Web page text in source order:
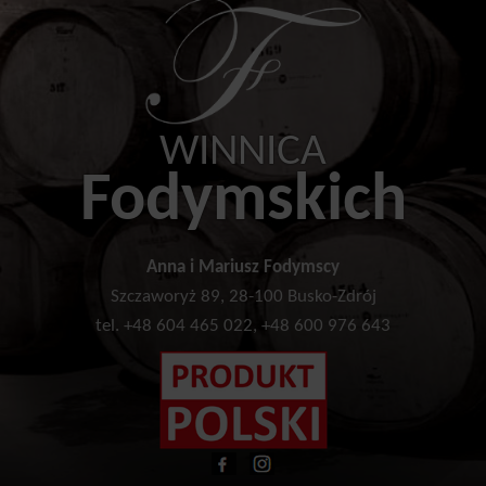
WINNICA
Fodymskich
Anna i Mariusz Fodymscy
Szczaworyż 89, 28-100 Busko-Zdrój
tel. +48 604 465 022, +48 600 976 643